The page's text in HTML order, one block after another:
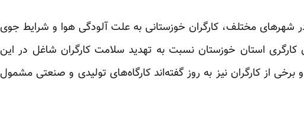
شهرهای مختلف، کارگران خوزستانی به علت آلودگی هوا و شرایط جوی
استان خوزستان نسبت به تهدید سلامت کارگران شاغل در این
از کارگران نیز به روز گفته‌اند کارگاه‌های تولیدی و صنعتی مشمول